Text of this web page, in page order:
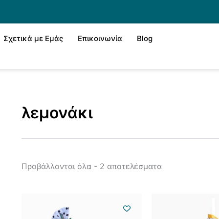
Σχετικά με Εμάς Επικοινωνία Blog
λεμονάκι
Προβάλλονται όλα - 2 αποτελέσματα